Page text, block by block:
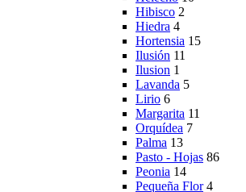
Hibisco 2
Hiedra 4
Hortensia 15
Ilusión 11
Ilusion 1
Lavanda 5
Lirio 6
Margarita 11
Orquídea 7
Palma 13
Pasto - Hojas 86
Peonia 14
Pequeña Flor 4